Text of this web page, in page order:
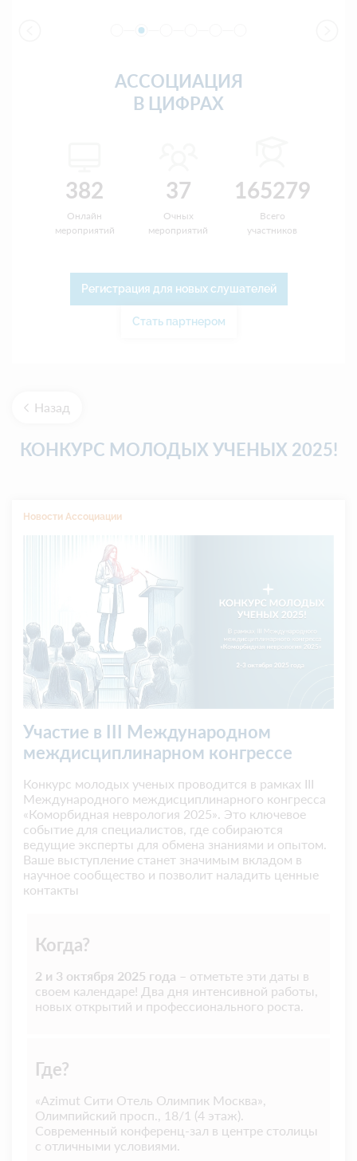
АССОЦИАЦИЯ
В ЦИФРАХ
382
Онлайн
мероприятий
37
Очных
мероприятий
165279
Всего
участников
Регистрация для новых слушателей
Стать партнером
Назад
КОНКУРС МОЛОДЫХ УЧЕНЫХ 2025!
Новости Ассоциации
Участие в III Международном
междисциплинарном конгрессе
Конкурс молодых ученых проводится в рамках III
Международного междисциплинарного конгресса
«Коморбидная неврология 2025». Это ключевое
событие для специалистов, где собираются
ведущие эксперты для обмена знаниями и опытом.
Ваше выступление станет значимым вкладом в
научное сообщество и позволит наладить ценные
контакты
Когда?
2 и 3 октября 2025 года – отметьте эти даты в
своем календаре! Два дня интенсивной работы,
новых открытий и профессионального роста.
Где?
«Azimut Сити Отель Олимпик Москва»,
Олимпийский просп., 18/1 (4 этаж).
Современный конференц-зал в центре столицы
с отличными условиями.